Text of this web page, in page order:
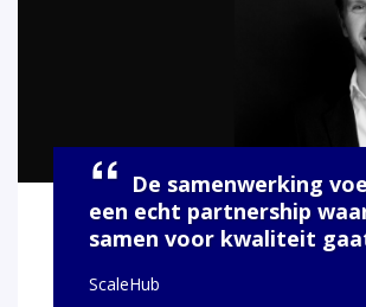
“ De samenwerking
een echt partnership
samen voor kwaliteit
ScaleHub